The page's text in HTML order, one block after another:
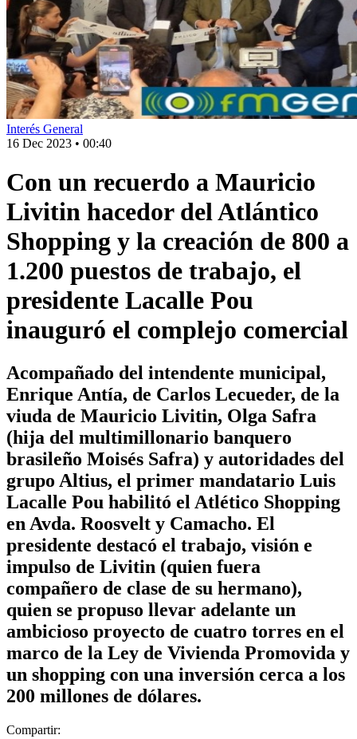
Interés General
16 Dec 2023 • 00:40
Con un recuerdo a Mauricio
Livitin hacedor del Atlántico
Shopping y la creación de 800 a
1.200 puestos de trabajo, el
presidente Lacalle Pou
inauguró el complejo comercial
Acompañado del intendente municipal,
Enrique Antía, de Carlos Lecueder, de la
viuda de Mauricio Livitin, Olga Safra
(hija del multimillonario banquero
brasileño Moisés Safra) y autoridades del
grupo Altius, el primer mandatario Luis
Lacalle Pou habilitó el Atlético Shopping
en Avda. Roosvelt y Camacho. El
presidente destacó el trabajo, visión e
impulso de Livitin (quien fuera
compañero de clase de su hermano),
quien se propuso llevar adelante un
ambicioso proyecto de cuatro torres en el
marco de la Ley de Vivienda Promovida y
un shopping con una inversión cerca a los
200 millones de dólares.
Compartir: